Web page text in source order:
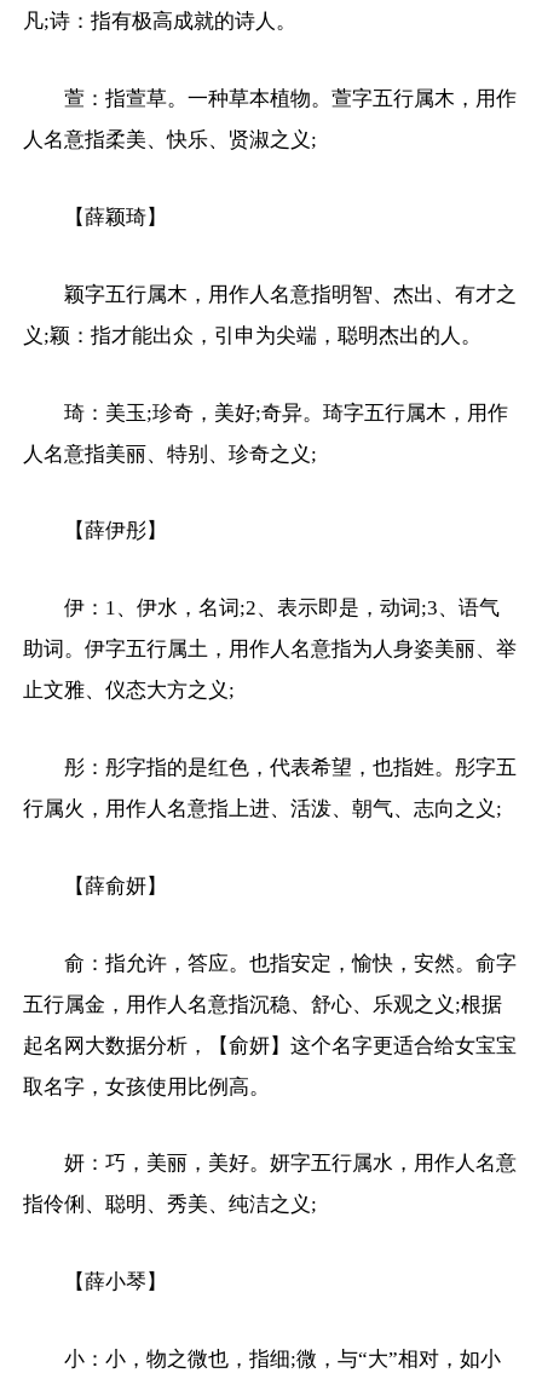
凡;诗：指有极高成就的诗人。
萱：指萱草。一种草本植物。萱字五行属木，用作
人名意指柔美、快乐、贤淑之义;
【薛颖琦】
颖字五行属木，用作人名意指明智、杰出、有才之
义;颖：指才能出众，引申为尖端，聪明杰出的人。
琦：美玉;珍奇，美好;奇异。琦字五行属木，用作
人名意指美丽、特别、珍奇之义;
【薛伊彤】
伊：1、伊水，名词;2、表示即是，动词;3、语气
助词。伊字五行属土，用作人名意指为人身姿美丽、举
止文雅、仪态大方之义;
彤：彤字指的是红色，代表希望，也指姓。彤字五
行属火，用作人名意指上进、活泼、朝气、志向之义;
【薛俞妍】
俞：指允许，答应。也指安定，愉快，安然。俞字
五行属金，用作人名意指沉稳、舒心、乐观之义;根据
起名网大数据分析，【俞妍】这个名字更适合给女宝宝
取名字，女孩使用比例高。
妍：巧，美丽，美好。妍字五行属水，用作人名意
指伶俐、聪明、秀美、纯洁之义;
【薛小琴】
小：小，物之微也，指细;微，与“大”相对，如小